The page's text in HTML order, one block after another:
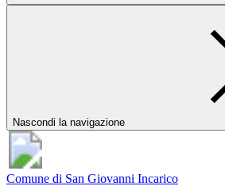
Nascondi la navigazione
Comune di San Giovanni Incarico